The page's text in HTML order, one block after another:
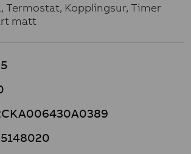
Termostat, Kopplingsur, Timer
matt